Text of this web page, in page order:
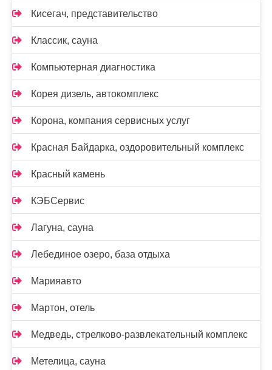
Кисегач, представительство
Классик, сауна
Компьютерная диагностика
Корея дизель, автокомплекс
Корона, компания сервисных услуг
Красная Байдарка, оздоровительный комплекс
Красный камень
КЭБСервис
Лагуна, сауна
Лебединое озеро, база отдыха
Марияавто
Мартон, отель
Медведь, стрелково-развлекательный комплекс
Метелица, сауна